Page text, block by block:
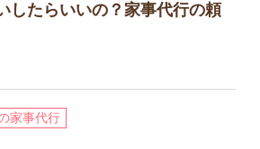
したらいいの？家事代行の頼
家事代行